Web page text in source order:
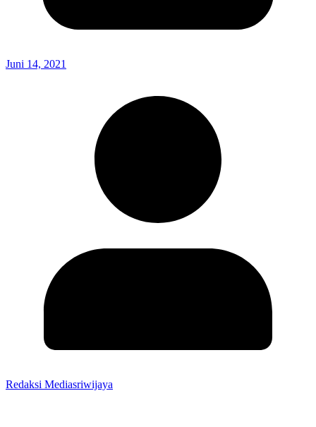
Juni 14, 2021
Redaksi Mediasriwijaya